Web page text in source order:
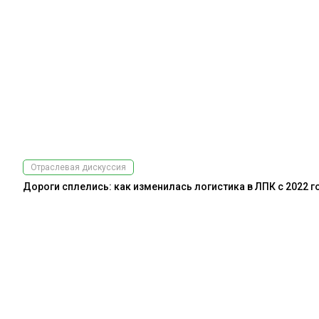
Отраслевая дискуссия
Дороги сплелись: как изменилась логистика в ЛПК с 2022